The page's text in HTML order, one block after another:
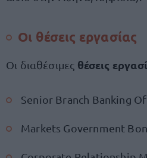
Οι θέσεις εργασίας
Οι διαθέσιμες θέσεις
Senior Branch Banking
Markets Government